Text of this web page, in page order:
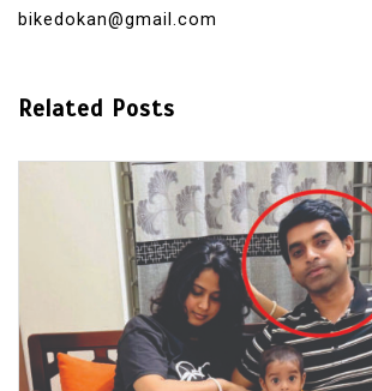
bikedokan@gmail.com
Related Posts